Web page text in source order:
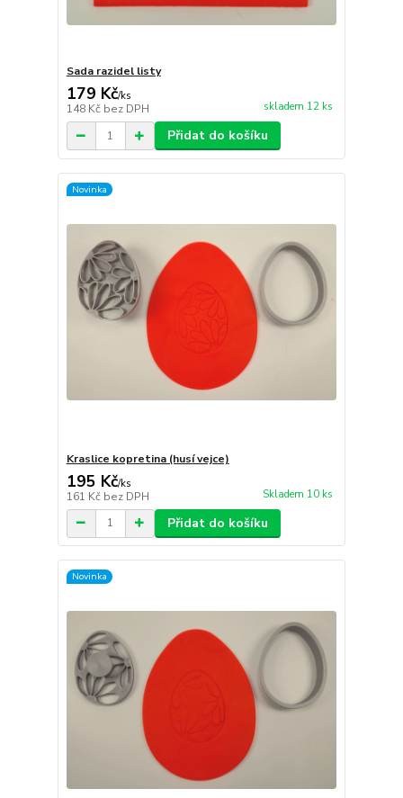
Sada razidel listy
179 Kč/ks
148 Kč bez DPH skladem 12 ks
Přidat do košíku
Novinka
Kraslice kopretina (husí vejce)
195 Kč/ks
161 Kč bez DPH Skladem 10 ks
Přidat do košíku
Novinka